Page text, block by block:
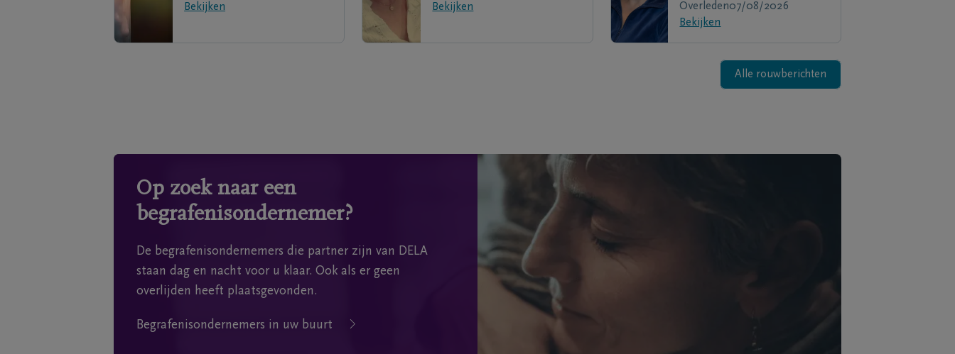
Bekijken
Bekijken
Overleden07/08/2026
Bekijken
Alle rouwberichten
Op zoek naar een
begrafenisondernemer?
De begrafenisondernemers die partner zijn van DELA
staan dag en nacht voor u klaar. Ook als er geen
overlijden heeft plaatsgevonden.
Begrafenisondernemers in uw buurt